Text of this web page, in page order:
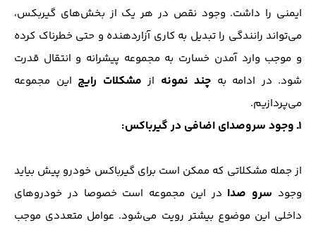
ایمنی را داشت. وجود نقص در هر یک از بخش‌های گیربکس،
می‌تواند رانندگی را تبدیل به کاری آزار‌دهنده و حتی خطرناک کرده
و موجب وارد آمدن خسارت به مجموعه پیشرانه و انتقال قدرت
شود. در ادامه به چند نمونه از مشکلات رایج این مجموعه
می‌پردازیم.
1ـ وجود سروصدای اضافی در گیرباکس:
از جمله مشکلاتی که ممکن است برای گیرباکس خودرو پیش بیاید
وجود سرو صدا در این مجموعه است خصوصا در خودرو‌های
داخلی این موضوع بیشتر رویت می‌شود. عوامل متعددی موجب